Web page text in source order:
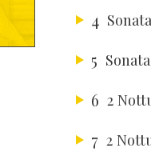
4
5
6 2
7 2